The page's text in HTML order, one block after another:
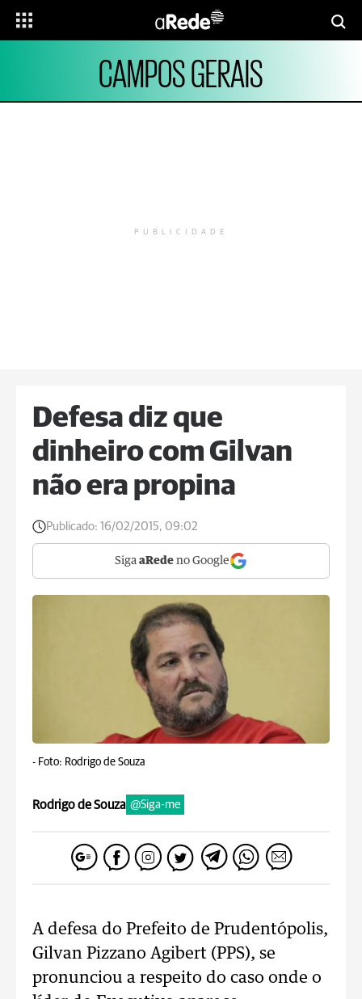
CAMPOS GERAIS
PUBLICIDADE
Defesa diz que
dinheiro com Gilvan
não era propina
Publicado: 16/02/2015, 09:02
Siga aRede no Google
- Foto: Rodrigo de Souza
Rodrigo de Souza @Siga-me
A defesa do Prefeito de Prudentópolis,
Gilvan Pizzano Agibert (PPS), se
pronunciou a respeito do caso onde o